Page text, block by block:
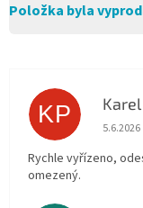
Položka byla
KP
5.6.2026
Rychle vyřízeno,
omezený.